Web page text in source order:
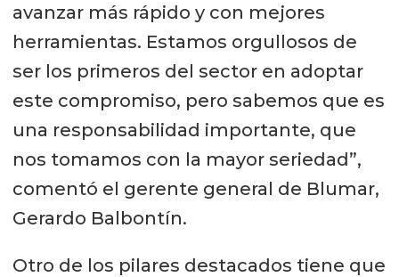
avanzar más rápido y con mejores
herramientas. Estamos orgullosos de
ser los primeros del sector en adoptar
este compromiso, pero sabemos que es
una responsabilidad importante, que
nos tomamos con la mayor seriedad”,
comentó el gerente general de Blumar,
Gerardo Balbontín.
Otro de los pilares destacados tiene que